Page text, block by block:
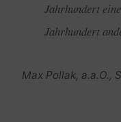
Jahrhundert
Jahrhundert
Max Pollak, a.a.O.,